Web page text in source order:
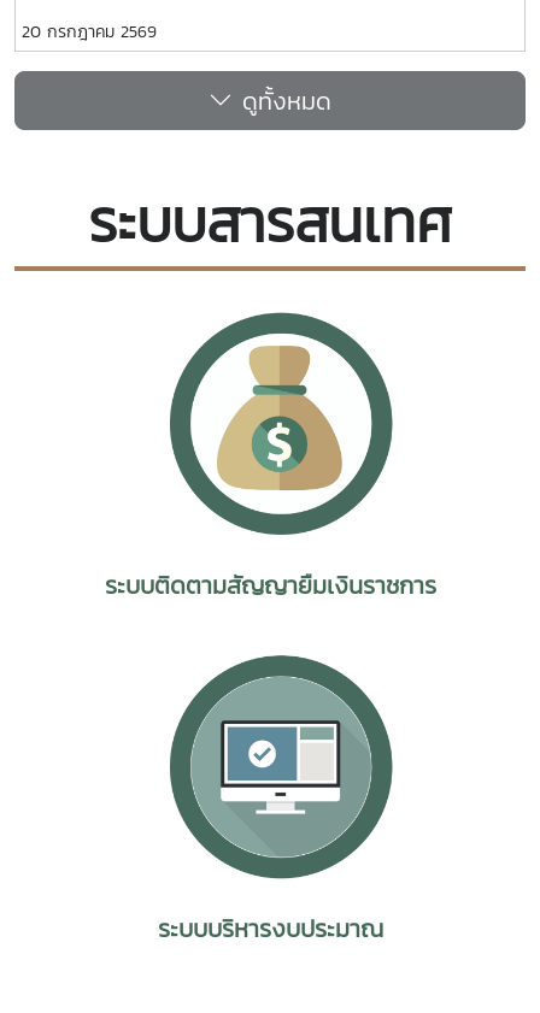
จุฬาภรณ์ คณะวิทยาศาสตร์ โดยมีคณะผู้บริหาร บุคลากรคณะ
วิทยาศาสตร์ เข้าร่วมรับฟังการแสดงวิสัยทัศน์ของนางสาวภาวิณี
20 กรกฎาคม 2569
ดูทั้งหมด
ระบบสารสนเทศ
ระบบติดตามสัญญายืมเงินราชการ
ระบบบริหารงบประมาณ